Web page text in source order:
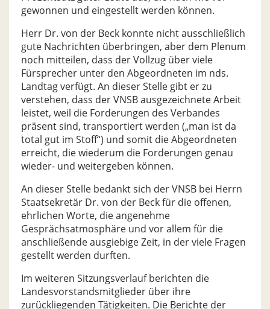
gewonnen und eingestellt werden können.
Herr Dr. von der Beck konnte nicht ausschließlich
gute Nachrichten überbringen, aber dem Plenum
noch mitteilen, dass der Vollzug über viele
Fürsprecher unter den Abgeordneten im nds.
Landtag verfügt. An dieser Stelle gibt er zu
verstehen, dass der VNSB ausgezeichnete Arbeit
leistet, weil die Forderungen des Verbandes
präsent sind, transportiert werden („man ist da
total gut im Stoff“) und somit die Abgeordneten
erreicht, die wiederum die Forderungen genau
wieder- und weitergeben können.
An dieser Stelle bedankt sich der VNSB bei Herrn
Staatsekretär Dr. von der Beck für die offenen,
ehrlichen Worte, die angenehme
Gesprächsatmosphäre und vor allem für die
anschließende ausgiebige Zeit, in der viele Fragen
gestellt werden durften.
Im weiteren Sitzungsverlauf berichten die
Landesvorstandsmitglieder über ihre
zurückliegenden Tätigkeiten. Die Berichte der